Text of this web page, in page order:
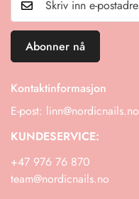
kontakt oss gjerne!
Abonner nå
Kontaktinformasjon
E-post: linn@nordicnails.no
KUNDESERVICE:
+47 976 76 870
team@nordicnails.no